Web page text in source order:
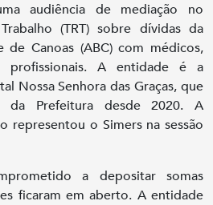
audiência de mediação no
(TRT) sobre dívidas da
de Canoas (ABC) com médicos,
profissionais. A entidade é a
Nossa Senhora das Graças, que
da Prefeitura desde 2020. A
representou o Simers na sessão
a depositar somas
ficaram em aberto. A entidade